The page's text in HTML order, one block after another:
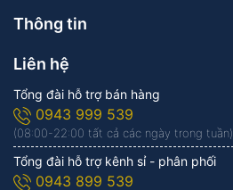
Thông tin
Liên hệ
Tổng đài hỗ trợ bán hàng
0943 999 539
(08:00-22:00 tất cả các ngày trong tuần)
Tổng đài hỗ trợ kênh sỉ - phân phối
0943 899 539